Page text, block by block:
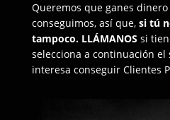
Queremos que ganes
conseguimos, así que, si tú
tampoco. LLÁMANOS si
selecciona a continuación
interesa conseguir Clientes